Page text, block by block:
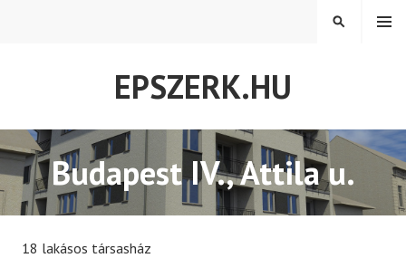
EPSZERK.HU
MENÜ
KERESÉS
Budapest IV., Attila u.
18 lakásos társasház